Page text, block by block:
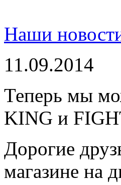
Наши
11.09.2014
Теперь мы
KING и
Дорогие
магазине на